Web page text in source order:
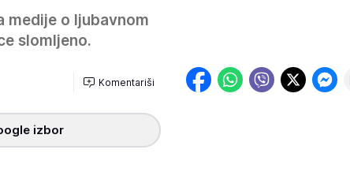
medije o ljubavnom
slomljeno.
Komentariši
izbor